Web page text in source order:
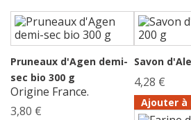
Pruneaux d'Agen demi-
sec bio 300 g
Origine France.
3,80 €
Savon
4,28 €
Ajouter à